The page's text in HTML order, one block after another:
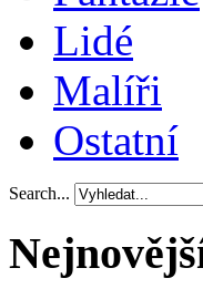
Lidé
Malíři
Ostatní
Search...